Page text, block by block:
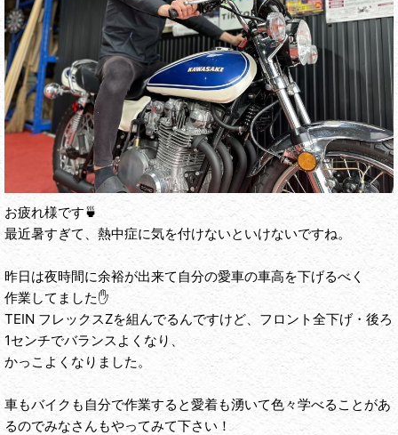
お疲れ様です🍵
最近暑すぎて、熱中症に気を付けないといけないですね。
昨日は夜時間に余裕が出来て自分の愛車の車高を下げるべく
作業してました✋
TEIN フレックスZを組んでるんですけど、フロント全下げ・後ろ
1センチでバランスよくなり、
かっこよくなりました。
車もバイクも自分で作業すると愛着も湧いて色々学べることがあ
るのでみなさんもやってみて下さい！